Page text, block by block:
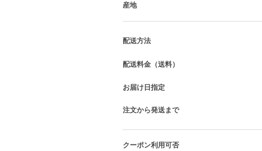
産地
配送方法
配送料金（送料）
お届け日指定
注文から発送まで
クーポン利用可否